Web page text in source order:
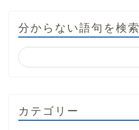
分からない語句を検索
カテゴリー